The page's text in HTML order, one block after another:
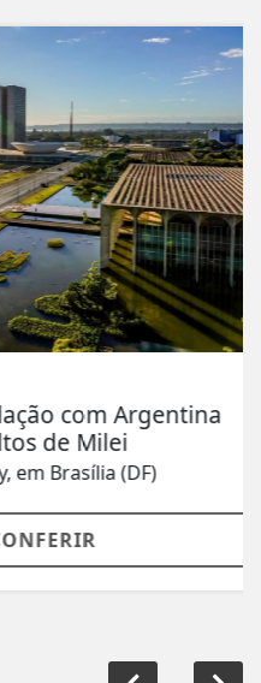
com Argentina
Milei
(DF)